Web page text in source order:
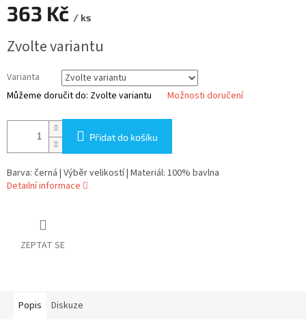
363 Kč / ks
cena:
Zvolte variantu
Varianta
Můžeme doručit do: Zvolte variantu Možnosti doručení
Přidat do košíku
Barva: černá | Výběr velikostí | Materiál: 100% bavlna
Detailní informace
ZEPTAT SE
Popis Diskuze